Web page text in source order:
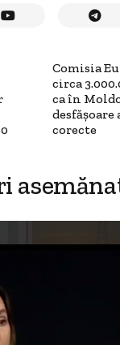
Comisia
circa
ca în
corecte